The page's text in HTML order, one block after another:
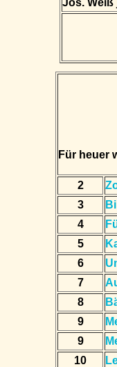
Jos. Weiß
Für heuer
2
3
4
5
6
7
8
9
9
10